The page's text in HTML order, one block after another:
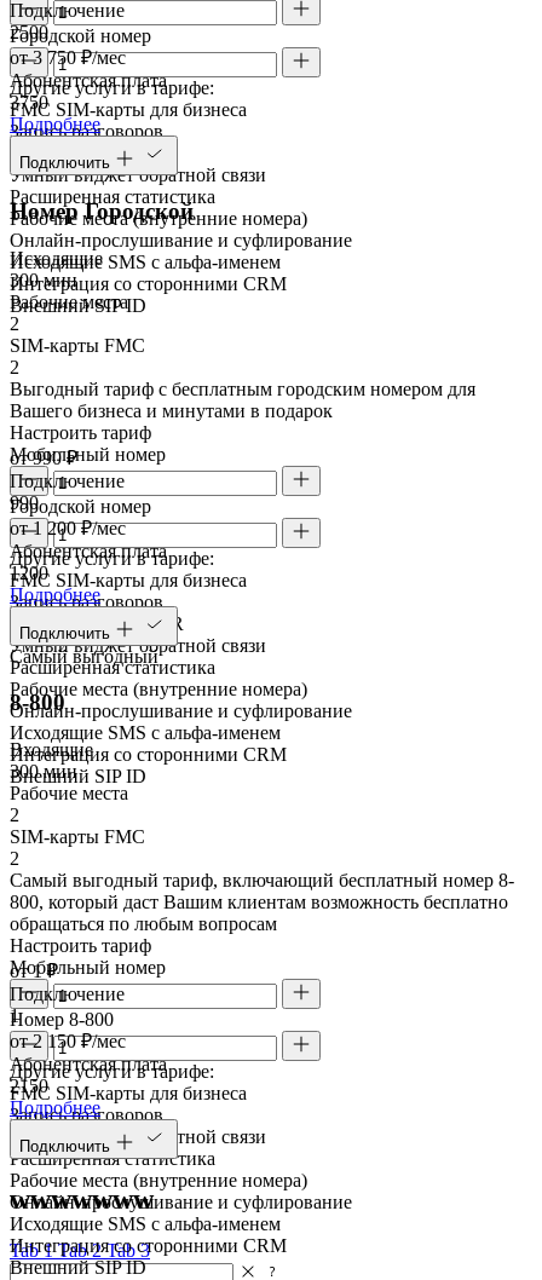
Городской номер
Другие услуги в тарифе:
FMC SIM-карты для бизнеса
Запись разговоров
Речевая аналитика
Умный виджет обратной связи
Расширенная статистика
Рабочие места (внутренние номера)
Онлайн-прослушивание и суфлирование
Исходящие SMS с альфа-именем
Интеграция со сторонними CRM
Внешний SIP ID
Подключение
2500
от 3 750 ₽/мес
Абонентская плата
3750
Подробнее
Подключить
Номер Городской
Исходящие
300 мин
Рабочие места
2
SIM-карты FMC
2
Выгодный тариф с бесплатным городским номером для
Вашего бизнеса и минутами в подарок
Настроить тариф
Мобильный номер
Городской номер
Другие услуги в тарифе:
FMC SIM-карты для бизнеса
Запись разговоров
Голосовое меню IVR
Умный виджет обратной связи
Расширенная статистика
Рабочие места (внутренние номера)
Онлайн-прослушивание и суфлирование
Исходящие SMS с альфа-именем
Интеграция со сторонними CRM
Внешний SIP ID
от 990 ₽
Подключение
990
от 1 200 ₽/мес
Абонентская плата
1200
Подробнее
Подключить
Самый выгодный
8-800
Входящие
300 мин
Рабочие места
2
SIM-карты FMC
2
Самый выгодный тариф, включающий бесплатный номер 8-
800, который даст Вашим клиентам возможность бесплатно
обращаться по любым вопросам
Настроить тариф
Мобильный номер
Номер 8-800
Другие услуги в тарифе:
FMC SIM-карты для бизнеса
Запись разговоров
Умный виджет обратной связи
Расширенная статистика
Рабочие места (внутренние номера)
Онлайн-прослушивание и суфлирование
Исходящие SMS с альфа-именем
Интеграция со сторонними CRM
Внешний SIP ID
от 1 ₽
Подключение
1
от 2 150 ₽/мес
Абонентская плата
2150
Подробнее
Подключить
wwwwwww
Tab 1Tab 2Tab 3